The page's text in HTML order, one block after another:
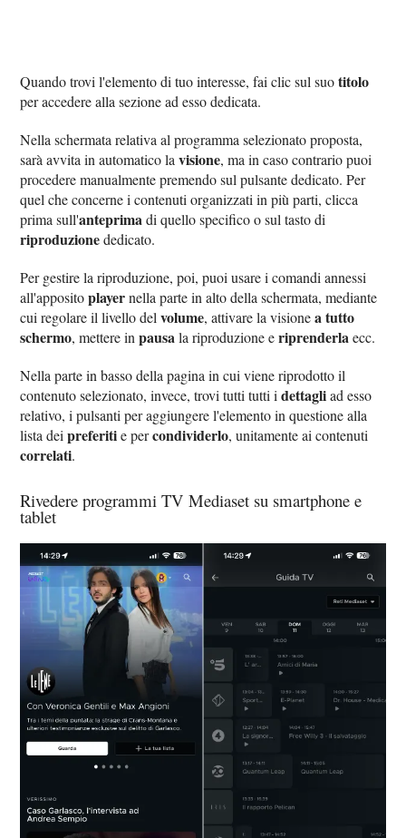
Quando trovi l'elemento di tuo interesse, fai clic sul suotitolo
per accedere alla sezione ad esso dedicata.
Nella schermata relativa al programma selezionato proposta,
sarà avvita in automatico lavisione, ma in caso contrario puoi
procedere manualmente premendo sul pulsante dedicato. Per
quel che concerne i contenuti organizzati in più parti, clicca
prima sull'anteprima di quello specifico o sul tasto di
riproduzionededicato.
Per gestire la riproduzione, poi, puoi usare i comandi annessi
all'appositoplayernella parte in alto della schermata, mediante
cui regolare il livello delvolume, attivare la visionea tutto
schermo, mettere inpausa la riproduzione eriprenderla ecc.
Nella parte in basso della pagina in cui viene riprodotto il
contenuto selezionato, invece, trovi tutti tutti idettagliad esso
relativo, i pulsanti per aggiungere l'elemento in questione alla
lista deipreferitie percondividerlo, unitamente ai contenuti
correlati.
Rivedere programmi TV Mediaset su smartphone e
tablet